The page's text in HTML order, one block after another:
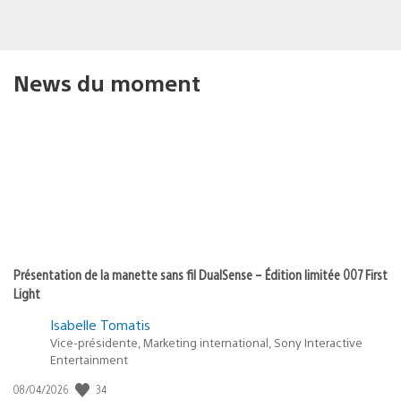
News du moment
Présentation de la manette sans fil DualSense – Édition limitée 007 First
Light
Isabelle Tomatis
Vice-présidente, Marketing international, Sony Interactive
Entertainment
Date
08/04/2026 34